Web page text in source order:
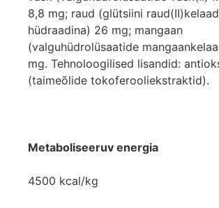
8,8 mg; raud (glütsiini
hüdraadina) 26 mg; mangaan
(valguhüdrolüsaatide
mg. Tehnoloogilised lisandid:
(taimeõlide tokoferooliekstraktid).
Metaboliseeruv energia
4500 kcal/kg